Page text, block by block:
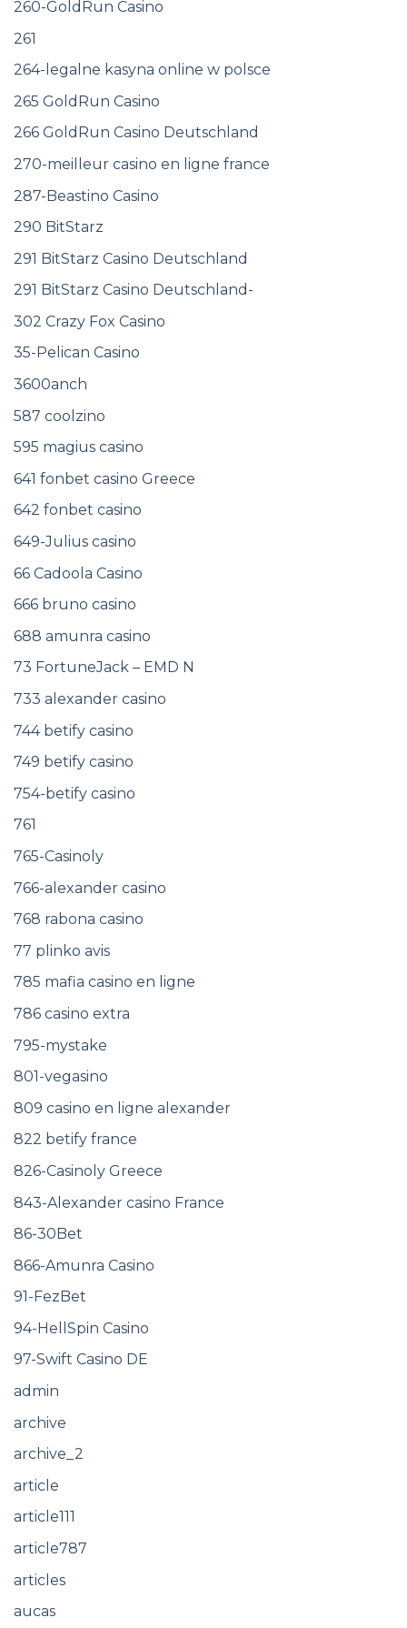
260-GoldRun Casino
261
264-legalne kasyna online w polsce
265 GoldRun Casino
266 GoldRun Casino Deutschland
270-meilleur casino en ligne france
287-Beastino Casino
290 BitStarz
291 BitStarz Casino Deutschland
291 BitStarz Casino Deutschland-
302 Crazy Fox Casino
35-Pelican Casino
3600anch
587 coolzino
595 magius casino
641 fonbet casino Greece
642 fonbet casino
649-Julius casino
66 Cadoola Casino
666 bruno casino
688 amunra casino
73 FortuneJack – EMD N
733 alexander casino
744 betify casino
749 betify casino
754-betify casino
761
765-Casinoly
766-alexander casino
768 rabona casino
77 plinko avis
785 mafia casino en ligne
786 casino extra
795-mystake
801-vegasino
809 casino en ligne alexander
822 betify france
826-Casinoly Greece
843-Alexander casino France
86-30Bet
866-Amunra Casino
91-FezBet
94-HellSpin Casino
97-Swift Casino DE
admin
archive
archive_2
article
article111
article787
articles
aucas